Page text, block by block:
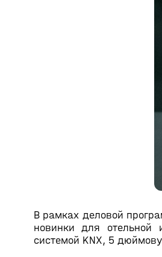
В рамках деловой
новинки для отельной
системой KNX, 5